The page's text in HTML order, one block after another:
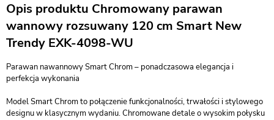
Opis produktu Chromowany parawan
wannowy rozsuwany 120 cm Smart New
Trendy EXK-4098-WU
Parawan nawannowy Smart Chrom – ponadczasowa elegancja i
perfekcja wykonania
Model Smart Chrom to połączenie funkcjonalności, trwałości i stylowego
designu w klasycznym wydaniu. Chromowane detale o wysokim połysku